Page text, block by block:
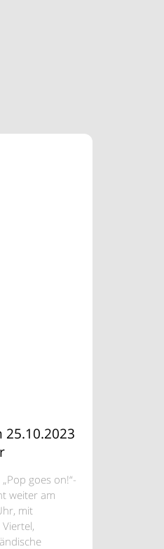
25.10.2023
goes on!“-
weiter am
mit